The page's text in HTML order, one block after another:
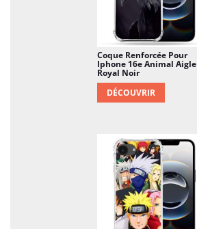
Coque Renforcée Pour
Iphone 16e Animal Aigle
Royal Noir
DÉCOUVRIR